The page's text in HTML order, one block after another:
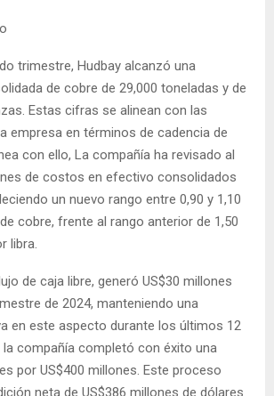
trimestre, Hudbay alcanzó una
de cobre de 29,000 toneladas y de
Estas cifras se alinean con las
empresa en términos de cadencia de
con ello, La compañía ha revisado al
de costos en efectivo consolidados
un nuevo rango entre 0,90 y 1,10
cobre, frente al rango anterior de 1,50
libra.
de caja libre, generó US$30 millones
de 2024, manteniendo una
en este aspecto durante los últimos 12
la compañía completó con éxito una
por US$400 millones. Este proceso
neta de US$386 millones de dólares